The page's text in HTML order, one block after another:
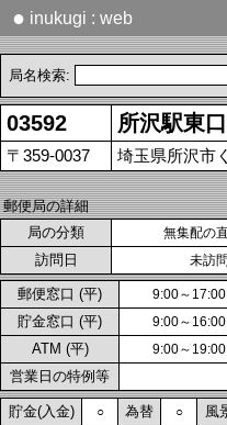
● inukugi : web
局名検索:
03592 所沢駅東
〒359-0037 埼玉県所沢市
郵便局の詳細
局の分類
無集配の
訪問日 未訪問
郵便窓口 (平) 9:00～17:00
貯金窓口 (平) 9:00～16:00
ATM (平) 9:00～19:00
営業日の特例等
貯金(入金) ○ 為替 ○ 風